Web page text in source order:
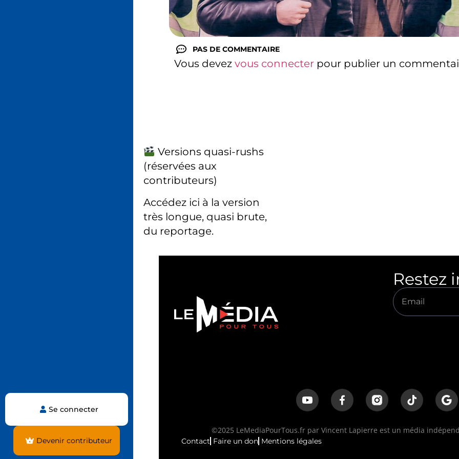
Se connecter
Devenir contributeur
PAS DE COMMENTAIRE
Vous devez vous connecter pour publier un
Versions quasi-rushs
(réservées aux
contributeurs)
Accédez ici à la version
très longue, quasi brute,
du reportage.
Restez
©2025 LeMediaPourTous.fr par Vincent Lapierre est un média
Contact Faire un don Mentions légales